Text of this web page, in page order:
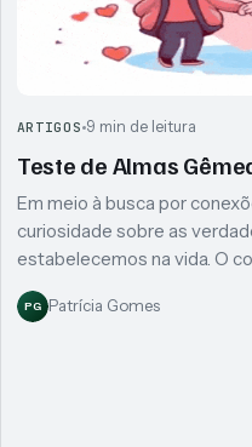
ARTIGOS 9 min de leitura
Teste de Almas
Em meio à busca por
curiosidade sobre as
estabelecemos na vida. O
PG Patrícia Gomes